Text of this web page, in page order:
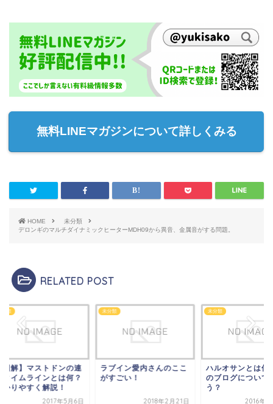
無料LINEマガジンについて詳しくみる
HOME
未分類
デロンギのマルチダイナミックヒーターMDH09から異音、金属音がする問題。
RELATED POST
解】マストドンの連
イムラインとは何？
りやすく解説！
2017年5月6日
未分類
ラブイン愛内さんのここ
がすごい！
2018年2月21日
未分類
ハルオサンとは何者
のブログについてど
う？
2016年12